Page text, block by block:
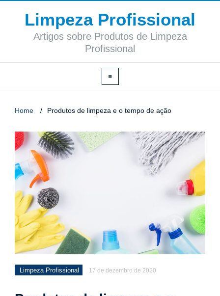
Limpeza Profissional
Artigos sobre Produtos de Limpeza
Profissional
Home / Produtos de limpeza e o tempo de ação
Limpeza Profissional 17 de dezembro de 2020